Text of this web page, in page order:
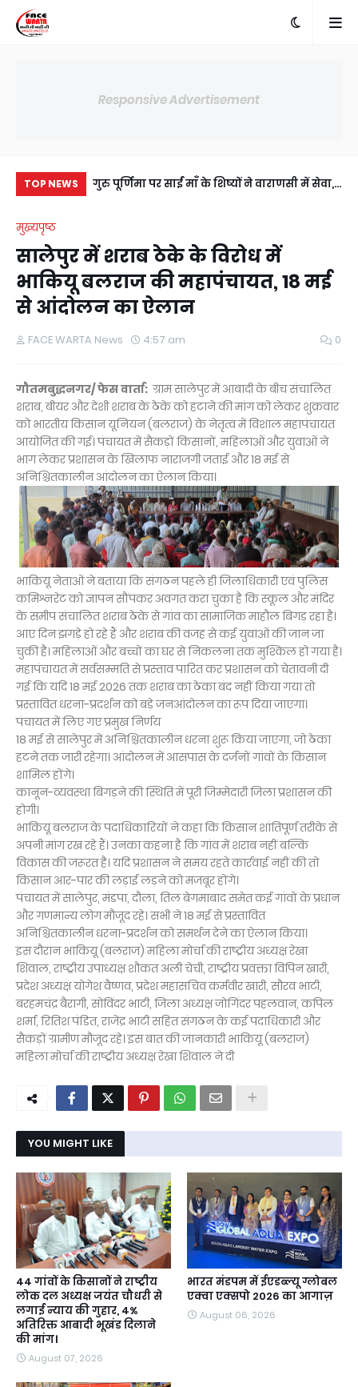
Responsive Advertisement
TOP NEWS
में अंसल गोल्फ
गुरु पूर्णिमा पर साईं माँ के शिष्यों ने वाराणसी में सेवा,
मुख्यपृष्ठ
सालेपुर में शराब ठेके के विरोध में
भाकियू बलराज की महापंचायत, 18 मई
से आंदोलन का ऐलान
FACE WARTA News 4:57 am 0
गौतमबुद्धनगर/ फेस वार्ता: ग्राम सालेपुर में आबादी के बीच संचालित
शराब, बीयर और देशी शराब के ठेके को हटाने की मांग को लेकर शुक्रवार
को भारतीय किसान यूनियन (बलराज) के नेतृत्व में विशाल महापंचायत
आयोजित की गई। पंचायत में सैकड़ों किसानों, महिलाओं और युवाओं ने
भाग लेकर प्रशासन के खिलाफ नाराजगी जताई और 18 मई से
अनिश्चितकालीन आंदोलन का ऐलान किया।
भाकियू नेताओं ने बताया कि संगठन पहले ही जिलाधिकारी एवं पुलिस
कमिश्नरेट को ज्ञापन सौंपकर अवगत करा चुका है कि स्कूल और मंदिर
के समीप संचालित शराब ठेके से गांव का सामाजिक माहौल बिगड़ रहा है।
आए दिन झगड़े हो रहे हैं और शराब की वजह से कई युवाओं की जान जा
चुकी है। महिलाओं और बच्चों का घर से निकलना तक मुश्किल हो गया है।
महापंचायत में सर्वसम्मति से प्रस्ताव पारित कर प्रशासन को चेतावनी दी
गई कि यदि 18 मई 2026 तक शराब का ठेका बंद नहीं किया गया तो
प्रस्तावित धरना-प्रदर्शन को बड़े जनआंदोलन का रूप दिया जाएगा।
पंचायत में लिए गए प्रमुख निर्णय
18 मई से सालेपुर में अनिश्चितकालीन धरना शुरू किया जाएगा, जो ठेका
हटने तक जारी रहेगा। आंदोलन में आसपास के दर्जनों गांवों के किसान
शामिल होंगे।
कानून-व्यवस्था बिगड़ने की स्थिति में पूरी जिम्मेदारी जिला प्रशासन की
होगी।
भाकियू बलराज के पदाधिकारियों ने कहा कि किसान शांतिपूर्ण तरीके से
अपनी मांग रख रहे हैं। उनका कहना है कि गांव में शराब नहीं बल्कि
विकास की जरूरत है। यदि प्रशासन ने समय रहते कार्रवाई नहीं की तो
किसान आर-पार की लड़ाई लड़ने को मजबूर होंगे।
पंचायत में सालेपुर, मंडपा, दौला, तिल बेगमाबाद समेत कई गांवों के प्रधान
और गणमान्य लोग मौजूद रहे। सभी ने 18 मई से प्रस्तावित
अनिश्चितकालीन धरना-प्रदर्शन को समर्थन देने का ऐलान किया।
इस दौरान भाकियू (बलराज) महिला मोर्चा की राष्ट्रीय अध्यक्ष रेखा
शिवाल, राष्ट्रीय उपाध्यक्ष शौकत अली चेची, राष्ट्रीय प्रवक्ता विपिन खारी,
प्रदेश अध्यक्ष योगेश वैष्णव, प्रदेश महासचिव कर्मवीर खारी, सौरव भाटी,
बरहमचंद्र बैरागी, सोविंदर भाटी, जिला अध्यक्ष जोगिंदर पहलवान, कपिल
शर्मा, रितिश पंडित, राजेंद्र भाटी सहित संगठन के कई पदाधिकारी और
सैकड़ों ग्रामीण मौजूद रहे। इस बात की जानकारी भाकियू (बलराज)
महिला मोर्चा की राष्ट्रीय अध्यक्ष रेखा शिवाल ने दी
YOU MIGHT LIKE
44 गांवों के किसानों ने राष्ट्रीय
लोक दल अध्यक्ष जयंत चौधरी से
लगाई न्याय की गुहार, 4%
अतिरिक्त आबादी भूखंड दिलाने
की मांग।
August 07, 2026
भारत मंडपम में ईएडब्ल्यू ग्लोबल
एक्वा एक्सपो 2026 का आगाज़
August 06, 2026